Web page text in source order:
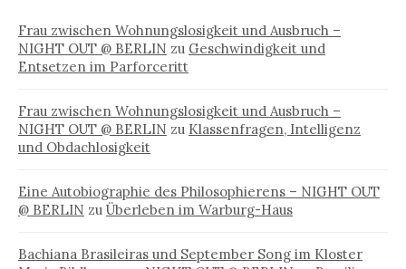
Frau zwischen Wohnungslosigkeit und Ausbruch –
NIGHT OUT @ BERLIN zu Geschwindigkeit und
Entsetzen im Parforceritt
Frau zwischen Wohnungslosigkeit und Ausbruch –
NIGHT OUT @ BERLIN zu Klassenfragen, Intelligenz
und Obdachlosigkeit
Eine Autobiographie des Philosophierens – NIGHT OUT
@ BERLIN zu Überleben im Warburg-Haus
Bachiana Brasileiras und September Song im Kloster